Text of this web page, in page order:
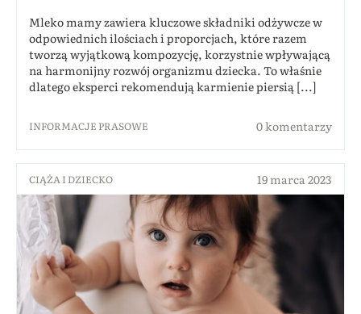
Mleko mamy zawiera kluczowe składniki odżywcze w
odpowiednich ilościach i proporcjach, które razem
tworzą wyjątkową kompozycję, korzystnie wpływającą
na harmonijny rozwój organizmu dziecka. To właśnie
dlatego eksperci rekomendują karmienie piersią [...]
INFORMACJE PRASOWE 0 komentarzy
CIĄŻA I DZIECKO 19 marca 2023